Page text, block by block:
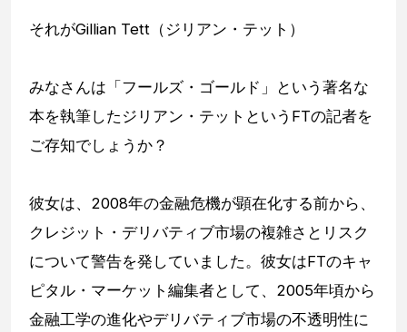
それがGillian Tett（ジリアン・テット）
みなさんは「フールズ・ゴールド」という著名な
本を執筆したジリアン・テットというFTの記者を
ご存知でしょうか？
彼女は、2008年の金融危機が顕在化する前から、
クレジット・デリバティブ市場の複雑さとリスク
について警告を発していました。彼女はFTのキャ
ピタル・マーケット編集者として、2005年頃から
金融工学の進化やデリバティブ市場の不透明性に